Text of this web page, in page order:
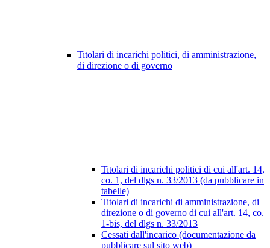
Titolari di incarichi politici, di amministrazione,
di direzione o di governo
Titolari di incarichi politici di cui all'art. 14,
co. 1, del dlgs n. 33/2013 (da pubblicare in
tabelle)
Titolari di incarichi di amministrazione, di
direzione o di governo di cui all'art. 14, co.
1-bis, del dlgs n. 33/2013
Cessati dall'incarico (documentazione da
pubblicare sul sito web)